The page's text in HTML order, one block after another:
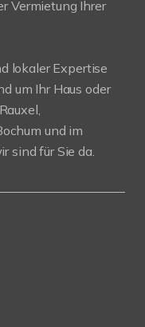
Vermietung Ihrer
lokaler Expertise
um Ihr Haus oder
und im
sind für Sie da.